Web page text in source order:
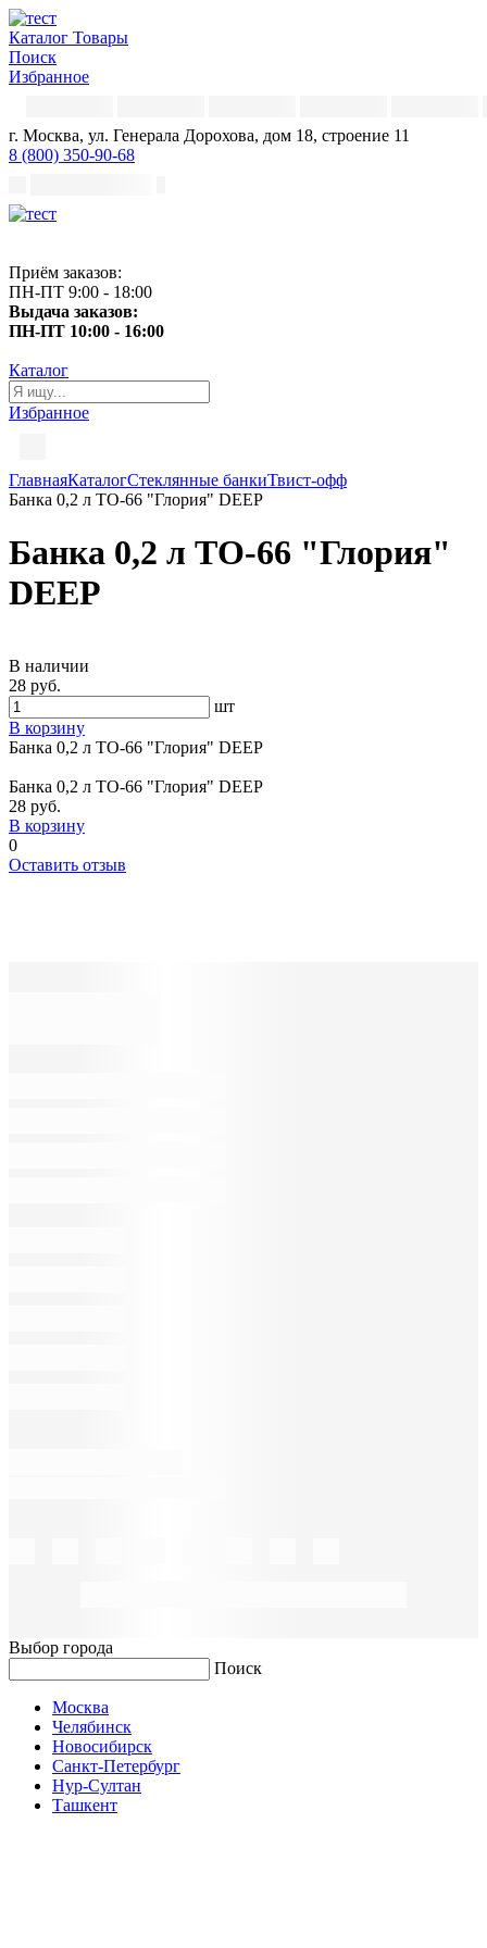
Каталог Товары
Поиск
Избранное
г. Москва, ул. Генерала Дорохова, дом 18, строение 11
8 (800) 350-90-68
Приём заказов:
ПН-ПТ 9:00 - 18:00
Выдача заказов:
ПН-ПТ 10:00 - 16:00
Каталог
Избранное
ГлавнаяКаталогСтеклянные банкиТвист-офф
Банка 0,2 л ТО-66 "Глория" DEEP
Банка 0,2 л ТО-66 "Глория"
DEEP
В наличии
28 руб.
шт
В корзину
Банка 0,2 л ТО-66 "Глория" DEEP
Банка 0,2 л ТО-66 "Глория" DEEP
28 руб.
В корзину
0
Оставить отзыв
Выбор города
Поиск
Москва
Челябинск
Новосибирск
Санкт-Петербург
Нур-Султан
Ташкент